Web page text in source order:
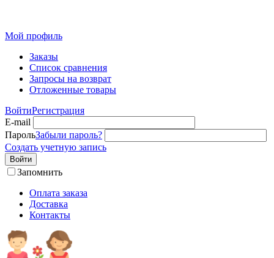
Мой профиль
Заказы
Список сравнения
Запросы на возврат
Отложенные товары
ВойтиРегистрация
E-mail
ПарольЗабыли пароль?
Создать учетную запись
Войти
Запомнить
Оплата заказа
Доставка
Контакты